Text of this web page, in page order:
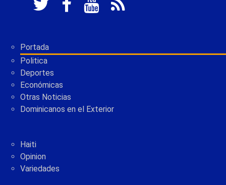
Portada
Politica
Deportes
Económicas
Otras Noticias
Dominicanos en el Exterior
Haiti
Opinion
Variedades